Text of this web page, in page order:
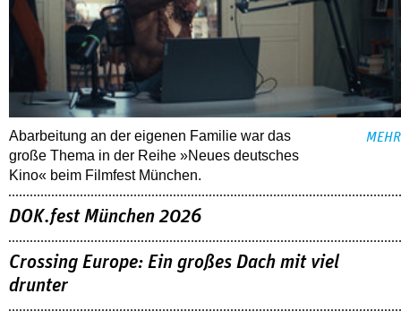
Abarbeitung an der eigenen Familie war das
große Thema in der Reihe »Neues deutsches
Kino« beim Filmfest München.
MEHR
DOK.fest München 2026
Crossing Europe: Ein großes Dach mit viel
drunter